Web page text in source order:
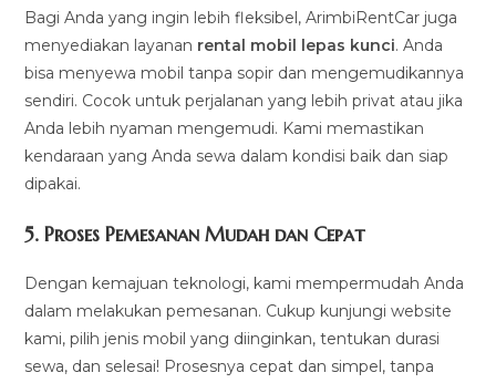
Bagi Anda yang ingin lebih fleksibel, ArimbiRentCar juga
menyediakan layanan rental mobil lepas kunci. Anda
bisa menyewa mobil tanpa sopir dan mengemudikannya
sendiri. Cocok untuk perjalanan yang lebih privat atau jika
Anda lebih nyaman mengemudi. Kami memastikan
kendaraan yang Anda sewa dalam kondisi baik dan siap
dipakai.
5.Proses Pemesanan Mudah dan Cepat
Dengan kemajuan teknologi, kami mempermudah Anda
dalam melakukan pemesanan. Cukup kunjungi website
kami, pilih jenis mobil yang diinginkan, tentukan durasi
sewa, dan selesai! Prosesnya cepat dan simpel, tanpa